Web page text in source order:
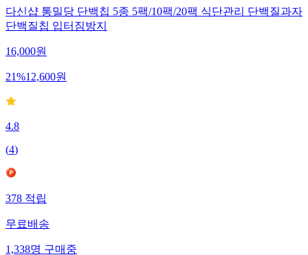
다신샵 통밀당 단백칩 5종 5팩/10팩/20팩 식단관리 단백질과자
단백질칩 입터짐방지
16,000원
21%12,600원
4.8
(4)
378적립
무료배송